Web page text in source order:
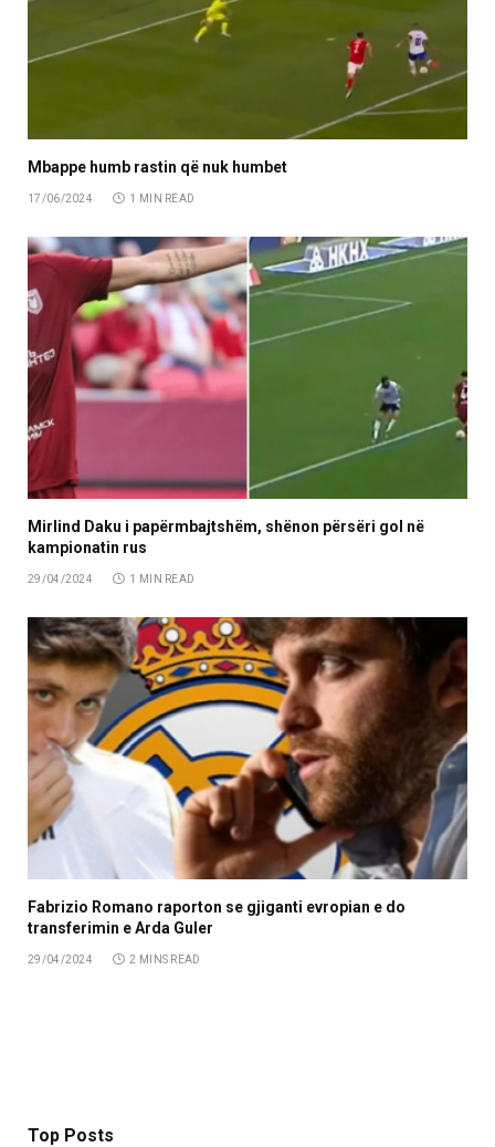
Mbappe humb rastin që nuk humbet
17/06/2024 1 MIN READ
Mirlind Daku i papërmbajtshëm, shënon përsëri gol në
kampionatin rus
29/04/2024 1 MIN READ
Fabrizio Romano raporton se gjiganti evropian e do
transferimin e Arda Guler
29/04/2024 2 MINS READ
Top Posts